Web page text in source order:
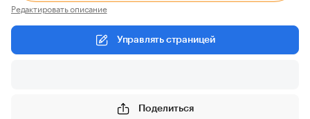
Редактировать описание
Управлять страницей
Поделиться